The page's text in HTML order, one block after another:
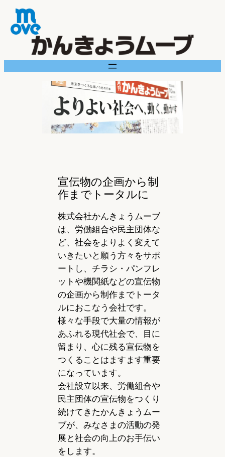
容
を
キ
ッ
宣伝物の企画から制
作までトータルに
株式会社かんきょうムーブ
は、労働組合や民主団体な
ど、社会をよりよく変えて
いきたいと願う方々をサポ
ートし、チラシ・パンフレ
ットや機関紙などの宣伝物
の企画から制作までトータ
ルにおこなう会社です。
様々な手段で大量の情報が
あふれる現代社会で、目に
留まり、心に残る宣伝物を
つくることはますます重要
になっています。
会社設立以来、労働組合や
民主団体の宣伝物をつくり
続けてきたかんきょうムー
ブが、みなさまの活動の発
展と社会の向上のお手伝い
をします。